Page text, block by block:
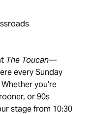
The Toucan—
every Sunday
you're
or 90s
stage from 10:30